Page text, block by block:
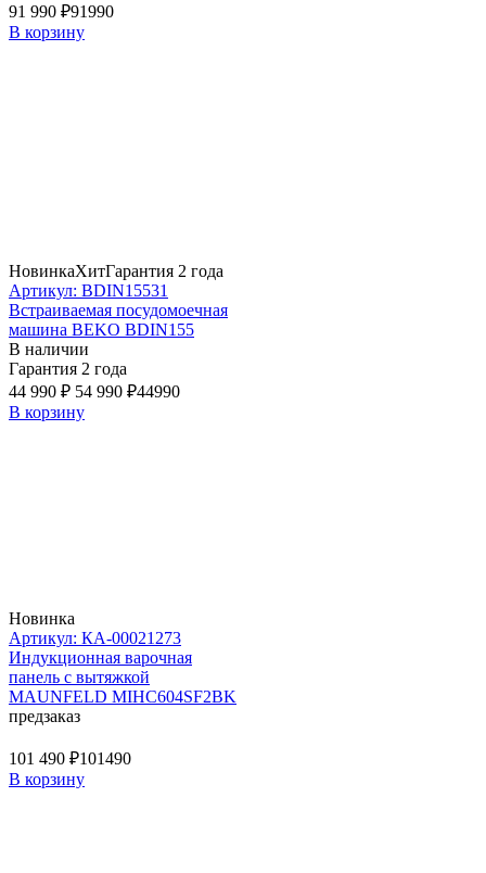
91 990 ₽91990
В корзину
НовинкаХитГарантия 2 года
Артикул: BDIN15531
Встраиваемая посудомоечная
машина BEKO BDIN155
В наличии
Гарантия 2 года
44 990 ₽ 54 990 ₽44990
В корзину
Новинка
Артикул: КА-00021273
Индукционная варочная
панель с вытяжкой
MAUNFELD MIHC604SF2BK
предзаказ
101 490 ₽101490
В корзину